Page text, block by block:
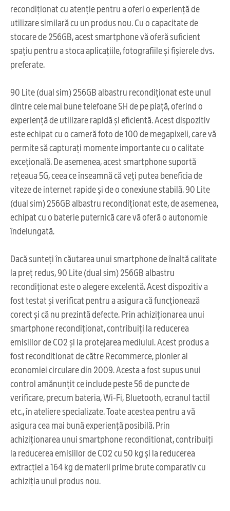
recondiționat cu atenție pentru a oferi o experiență de
utilizare similară cu un produs nou. Cu o capacitate de
stocare de 256GB, acest smartphone vă oferă suficient
spațiu pentru a stoca aplicațiile, fotografiile și fișierele dvs.
preferate.
90 Lite (dual sim) 256GB albastru recondiționat este unul
dintre cele mai bune telefoane SH de pe piață, oferind o
experiență de utilizare rapidă și eficientă. Acest dispozitiv
este echipat cu o cameră foto de 100 de megapixeli, care vă
permite să capturați momente importante cu o calitate
excețională. De asemenea, acest smartphone suportă
rețeaua 5G, ceea ce înseamnă că veți putea beneficia de
viteze de internet rapide și de o conexiune stabilă. 90 Lite
(dual sim) 256GB albastru recondiționat este, de asemenea,
echipat cu o baterie puternică care vă oferă o autonomie
îndelungată.
Dacă sunteți în căutarea unui smartphone de înaltă calitate
la preț redus, 90 Lite (dual sim) 256GB albastru
recondiționat este o alegere excelentă. Acest dispozitiv a
fost testat și verificat pentru a asigura că funcționează
corect și că nu prezintă defecte. Prin achiziționarea unui
smartphone recondiționat, contribuiți la reducerea
emisiilor de CO2 și la protejarea mediului. Acest produs a
fost reconditionat de către Recommerce, pionier al
economiei circulare din 2009. Acesta a fost supus unui
control amănunțit ce include peste 56 de puncte de
verificare, precum bateria, Wi-Fi, Bluetooth, ecranul tactil
etc., în ateliere specializate. Toate acestea pentru a vă
asigura cea mai bună experiență posibilă. Prin
achiziționarea unui smartphone reconditionat, contribuiți
la reducerea emisiilor de CO2 cu 50 kg și la reducerea
extracției a 164 kg de materii prime brute comparativ cu
achiziția unui produs nou.